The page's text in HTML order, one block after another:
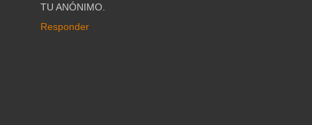
TU ANÓNIMO.
Responder